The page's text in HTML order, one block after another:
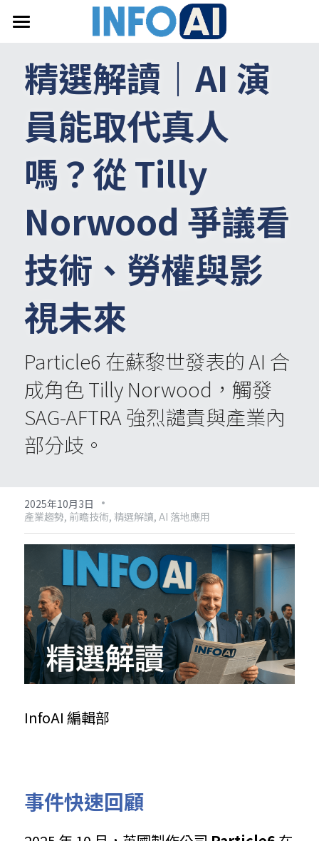
關於InfoAI
訂閱電子報
最新文章
搜索
email聯絡
精選解讀｜ AI 演
員能取代真人
嗎？從 Tilly
Norwood 爭議看
技術、勞權與影
視未來
Particle6 在蘇黎世發表的 AI 合
成角色 Tilly Norwood，觸發
SAG-AFTRA 強烈譴責與產業內
部分歧。
2025年10月3日 ·
產業趨勢, 前瞻技術, 精選解讀, AI 落地應用
InfoAI 編輯部
事件快速回顧